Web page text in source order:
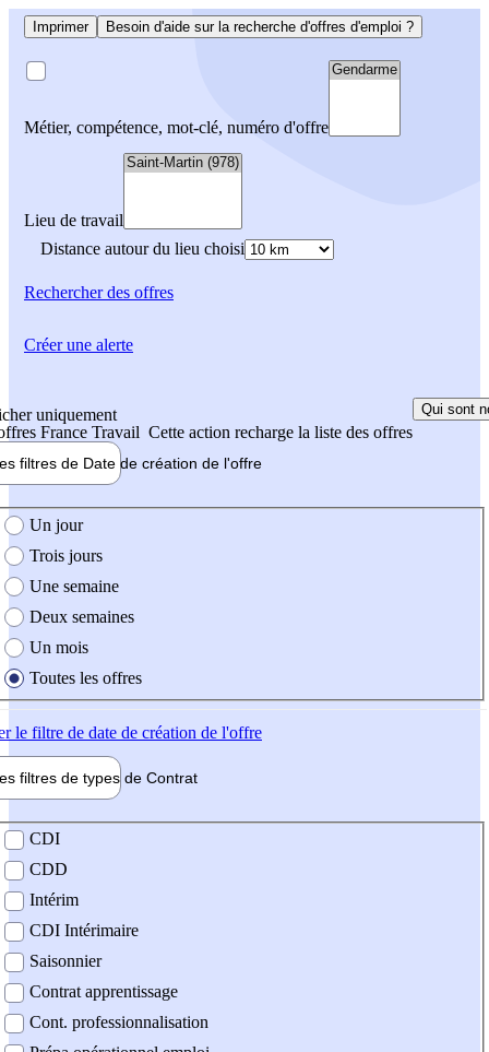
Imprimer Besoin d'aide sur la recherche d'offres d'emploi ?
Métier, compétence, mot-clé, numéro d'offre
Lieu de travail
Distance autour du lieu choisi
Rechercherdes offres
uniquement
France Travail Cette action recharge la liste des offres
Qui sont
filtres de Date de création de l'offre
création de l'offre
Un jour
Trois jours
Une semaine
Deux semaines
Un mois
Toutes les offres
le filtre de date de création de l'offre
filtres de types de Contrat
contrat
CDI
CDD
Intérim
CDI Intérimaire
Saisonnier
Contrat apprentissage
Cont. professionnalisation
Créer une alerte